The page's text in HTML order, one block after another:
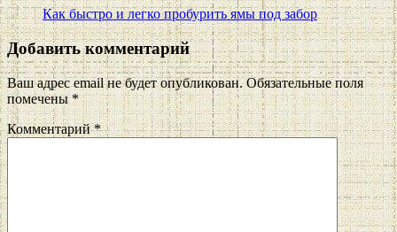
Как быстро и легко пробурить ямы под забор
Добавить комментарий
Ваш адрес email не будет опубликован. Обязательные поля
помечены*
Комментарий*